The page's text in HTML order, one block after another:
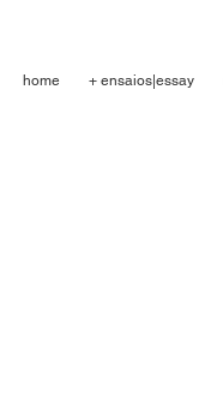
home + ensaios|essay